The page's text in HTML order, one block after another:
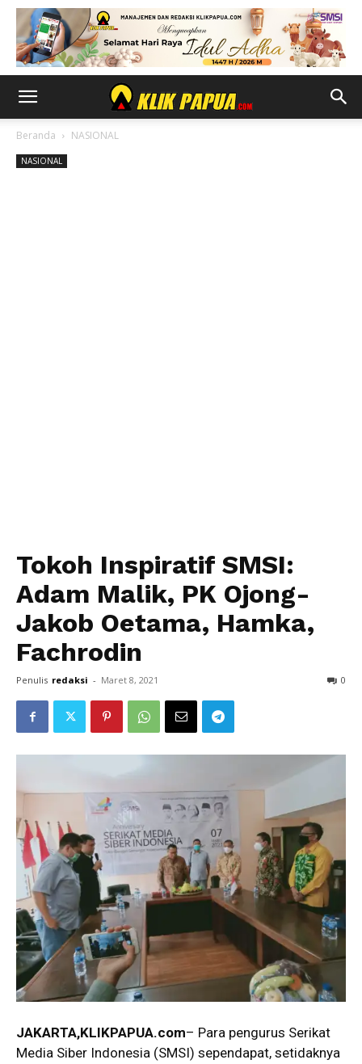
Beranda NASIONAL
NASIONAL
Tokoh Inspiratif SMSI:
Adam Malik, PK Ojong-
Jakob Oetama, Hamka,
Fachrodin
Penulis redaksi - Maret 8, 2021 0
JAKARTA,KLIKPAPUA.com– Para pengurus Serikat
Media Siber Indonesia (SMSI) sependapat, setidaknya